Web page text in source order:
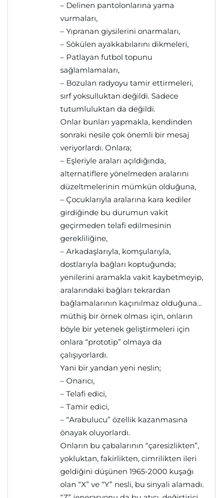
– Delinen pantolonlarına yama
vurmaları,
– Yıpranan giysilerini onarmaları,
– Sökülen ayakkabılarını dikmeleri,
– Patlayan futbol topunu
sağlamlamaları,
– Bozulan radyoyu tamir ettirmeleri,
sırf yoksulluktan değildi. Sadece
tutumluluktan da değildi.
Onlar bunları yapmakla, kendinden
sonraki nesile çok önemli bir mesaj
veriyorlardı. Onlara;
– Eşleriyle araları açıldığında,
alternatiflere yönelmeden aralarını
düzeltmelerinin mümkün olduğuna,
– Çocuklarıyla aralarına kara kediler
girdiğinde bu durumun vakit
geçirmeden telafi edilmesinin
gerekliliğine,
– Arkadaşlarıyla, komşularıyla,
dostlarıyla bağları koptuğunda;
yenilerini aramakla vakit kaybetmeyip,
aralarındaki bağları tekrardan
bağlamalarının kaçınılmaz olduğuna…
müthiş bir örnek olması için, onların
böyle bir yetenek geliştirmeleri için
onlara “prototip” olmaya da
çalışıyorlardı.
Yani bir yandan yeni neslin;
– Onarıcı,
– Telafi edici,
– Tamir edici,
– “Arabulucu” özellik kazanmasına
önayak oluyorlardı.
Onların bu çabalarının “çaresizlikten”,
yokluktan, fakirlikten, cimrilikten ileri
geldiğini düşünen 1965-2000 kuşağı
olan “X” ve “Y” nesli, bu sinyali alamadı.